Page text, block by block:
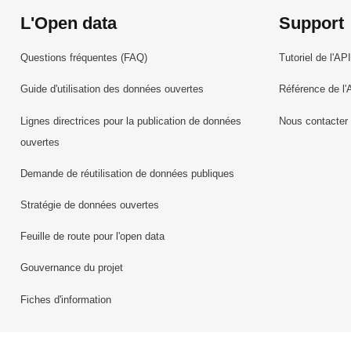
L'Open data
Questions fréquentes (FAQ)
Guide d'utilisation des données ouvertes
Lignes directrices pour la publication de données
ouvertes
Demande de réutilisation de données publiques
Stratégie de données ouvertes
Feuille de route pour l'open data
Gouvernance du projet
Fiches d'information
Support
Tutoriel de l'API
Référence de
Nous contacter